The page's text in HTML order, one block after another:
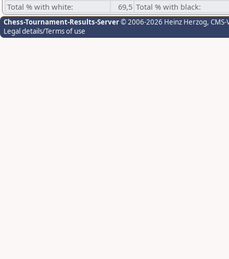
Total % with white:
69,5 Total % with black:
Chess-Tournament-Results-Server© 2006-2026 Heinz Herzog,
Legal details/Terms of use